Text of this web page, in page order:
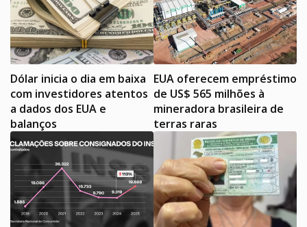
Dólar inicia o dia em baixa
com investidores atentos
a dados dos EUA e
balanços
EUA oferecem empréstimo
de US$ 565 milhões à
mineradora brasileira de
terras raras